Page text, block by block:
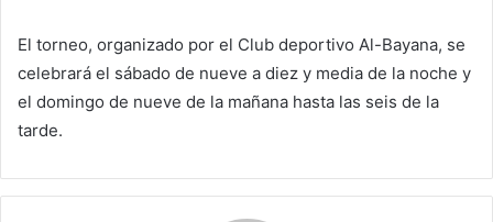
El torneo, organizado por el Club deportivo Al-Bayana, se
celebrará el sábado de nueve a diez y media de la noche y
el domingo de nueve de la mañana hasta las seis de la
tarde.